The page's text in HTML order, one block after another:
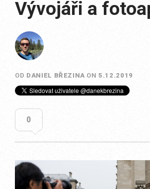
Vývojáři a
OD DANIEL BŘEZINA ON5.12.2019
0